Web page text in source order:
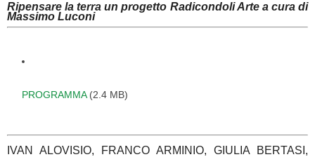
Ripensare la terraun progetto Radicondoli Arte a cura di
Massimo Luconi
PROGRAMMA(2.4 MB)
IVAN ALOVISIO, FRANCO ARMINIO, GIULIA BERTASI,